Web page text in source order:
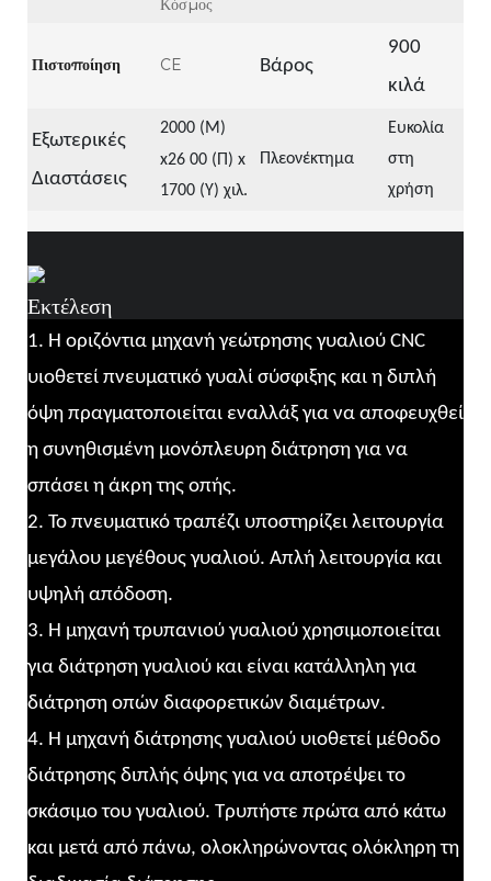
Κόσμος
Πιστοποίηση CE Βάρος
900
κιλά
Εξωτερικές
Διαστάσεις
2000 (Μ)
x26 00 (Π) x
1700 (Υ) χιλ.
Πλεονέκτημα
Ευκολία
στη
χρήση
Εκτέλεση
1. Η οριζόντια μηχανή γεώτρησης γυαλιού CNC
υιοθετεί πνευματικό γυαλί σύσφιξης και η διπλή
όψη πραγματοποιείται εναλλάξ για να αποφευχθεί
η συνηθισμένη μονόπλευρη διάτρηση για να
σπάσει η άκρη της οπής.
2. Το πνευματικό τραπέζι υποστηρίζει λειτουργία
μεγάλου μεγέθους γυαλιού. Απλή λειτουργία και
υψηλή απόδοση.
3. Η μηχανή τρυπανιού γυαλιού χρησιμοποιείται
για διάτρηση γυαλιού και είναι κατάλληλη για
διάτρηση οπών διαφορετικών διαμέτρων.
4. Η μηχανή διάτρησης γυαλιού υιοθετεί μέθοδο
διάτρησης διπλής όψης για να αποτρέψει το
σκάσιμο του γυαλιού. Τρυπήστε πρώτα από κάτω
και μετά από πάνω, ολοκληρώνοντας ολόκληρη τη